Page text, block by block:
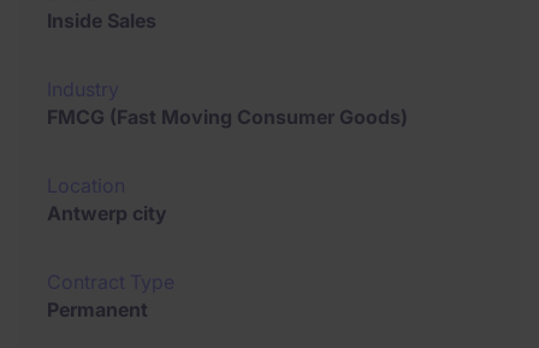
Inside Sales
FMCG (Fast Moving Consumer Goods)
Antwerp city
Permanent